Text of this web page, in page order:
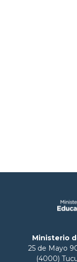
Ministerio
25 de Mayo
(4000)